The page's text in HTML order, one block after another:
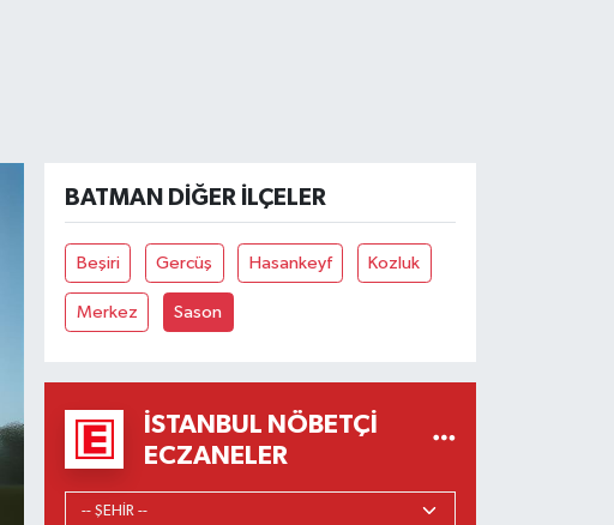
BATMAN DIĞER İLÇELER
Beşiri Gercüş Hasankeyf Kozluk
Merkez Sason
İSTANBUL NÖBETÇI
ECZANELER